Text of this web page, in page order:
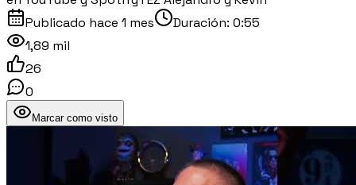
Publicado hace 1 mes Duración: 0:55
1,89 mil
26
0
Marcar como visto